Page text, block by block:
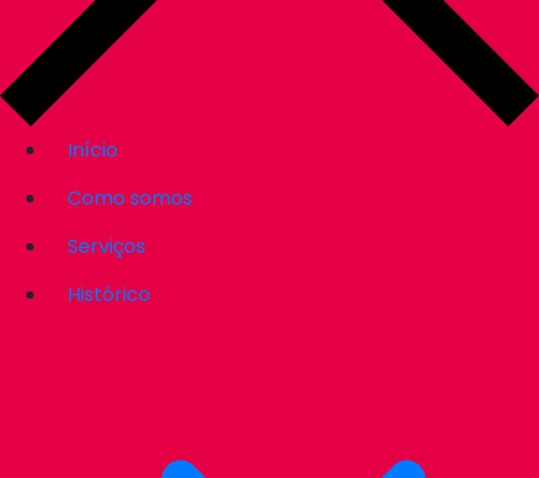
Início
Como somos
Serviços
Histórico